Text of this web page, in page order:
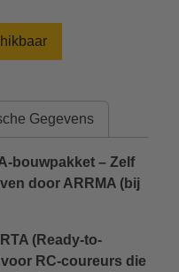
Gegevens
bouwpakket – Zelf
door ARRMA (bij
(Ready-to-
RC-coureurs die